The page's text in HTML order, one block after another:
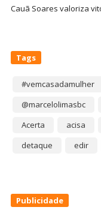
Cauã Soares valoriza
Tags
#vemcasadamulher
@marcelolimasbc
Acerta
acisa
detaque
edir
Publicidade